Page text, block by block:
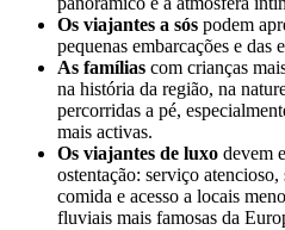
Os viajantes a sós podem
pequenas embarcações e das
As famílias com crianças
na história da região, na
percorridas a pé,
mais activas.
Os viajantes de luxo devem
ostentação: serviço
comida e acesso a locais
fluviais mais famosas da